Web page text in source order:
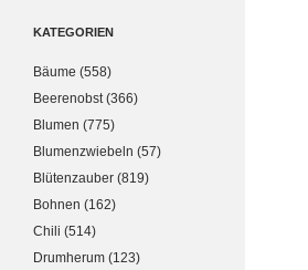
KATEGORIEN
Bäume (558)
Beerenobst(366)
Blumen (775)
Blumenzwiebeln (57)
Blütenzauber (819)
Bohnen (162)
Chili (514)
Drumherum (123)